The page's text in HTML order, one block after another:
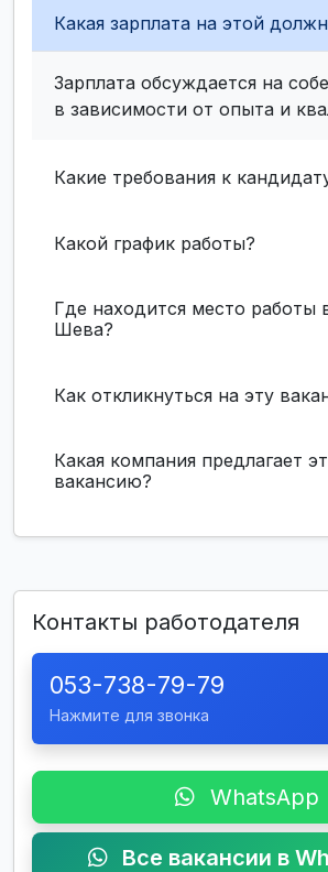
Какая зарплата на этой
Зарплата обсуждается на
в зависимости от опыта и
Какие требования к
Какой график работы?
Где находится место работы
Шева?
Как откликнуться на эту
Какая компания предлагает
вакансию?
Контакты работодателя
053-738-79-79
Нажмите для звонка
WhatsApp
Все вакансии в